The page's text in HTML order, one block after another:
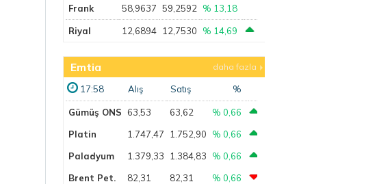
Frank 58,9637 59,2592 % 13,18
Riyal 12,6894 12,7530 % 14,69
Emtia daha fazla
17:58 Alış Satış %
Gümüş ONS 63,53 63,62
% 0,66
Platin
1.747,47 1.752,90
% 0,66
Paladyum
1.379,33 1.384,83
% 0,66
Brent Pet.
82,31 82,31
% 0,66